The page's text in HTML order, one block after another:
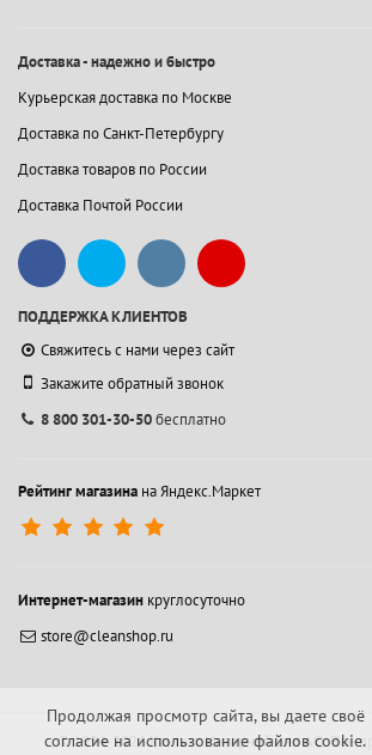
Доставка - надежно и быстро
Курьерская доставка по Москве
Доставка по Санкт-Петербургу
Доставка товаров по России
Доставка Почтой России
ПОДДЕРЖКА КЛИЕНТОВ
Свяжитесь с нами через сайт
Закажите обратный звонок
8 800 301-30-50бесплатно
Рейтинг магазина на Яндекс.Маркет
Интернет-магазин круглосуточно
store@cleanshop.ru
© 1994-2026 Контакт Интернейшнл АО.Все
Продолжая просмотр сайта, вы даете своё
согласие на использование файлов cookie.